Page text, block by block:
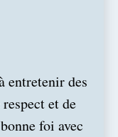
entretenir des
et de
foi avec